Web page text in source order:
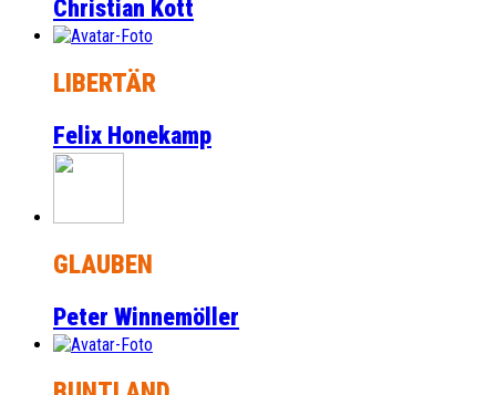
Christian Kott
LIBERTÄR
Felix Honekamp
GLAUBEN
Peter Winnemöller